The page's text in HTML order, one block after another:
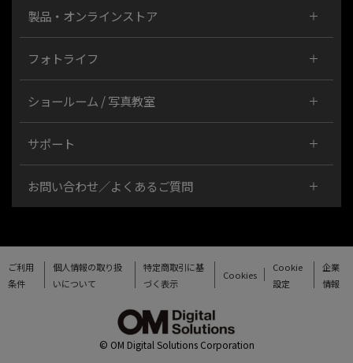
製品・オンラインストア
フォトライフ
ショールーム / 写真教室
サポート
お問い合わせ／よくあるご質問
ご利用
条件
個人情報の取り扱
いについて
特定商取引に基
づく表示
Cookies
Cookie
設定
企業
情報
© OM Digital Solutions Corporation